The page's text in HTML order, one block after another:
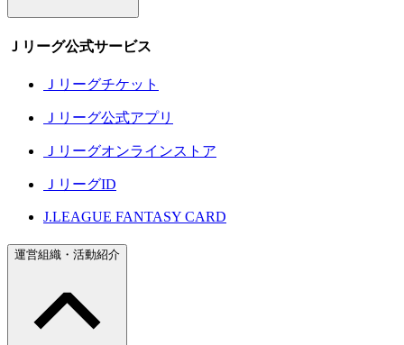
Ｊリーグ公式サービス
Ｊリーグチケット
Ｊリーグ公式アプリ
Ｊリーグオンラインストア
ＪリーグID
J.LEAGUE FANTASY CARD
運営組織・活動紹介